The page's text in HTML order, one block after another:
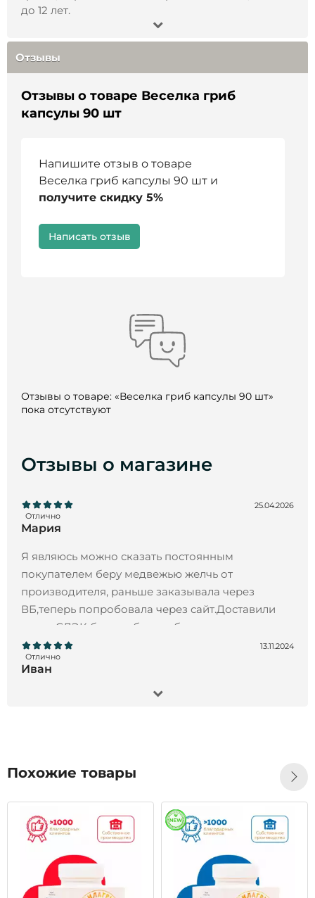
до 12 лет.
Отзывы
Отзывы о товаре Веселка гриб
капсулы 90 шт
Отзывы о товаре: «Веселка гриб капсулы 90 шт»
пока отсутствуют
Напишите отзыв о товаре
Веселка гриб капсулы 90 шт и
получите скидку 5%
Написать отзыв
Отзывы о магазине
Отлично
25.04.2026
Мария
Я являюсь можно сказать постоянным
покупателем беру медвежью желчь от
производителя, раньше заказывала через
ВБ,теперь попробовала через сайт.Доставили
через СДЭК без проблем и быстро.
Отлично
13.11.2024
Иван
Заказал Черный орех экстракт, 200 мл- все
Большое спасибо за быструю доставку,
качественную упаковку, одноразовые пипетки.
Сервис на высшем уровне!Это первый заказ,
начну принимать, дополню по результатам. Бог
Похожие товары